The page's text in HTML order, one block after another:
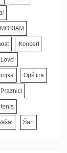
Koncert
Lovci
Opština
Praznici
Šah